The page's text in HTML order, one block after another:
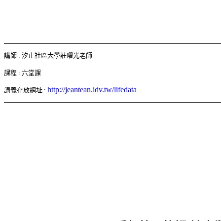
講師 : 汐止社區大學莊曜光老師
課程 : 六堂課
講義存放網址 : http://jeantean.idv.tw/lifedata